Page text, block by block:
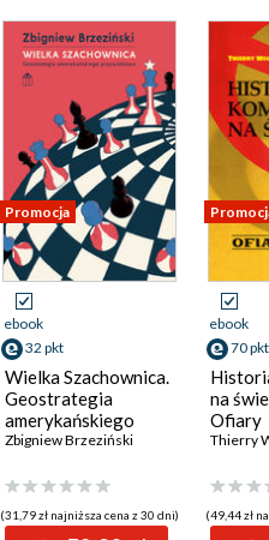
Promocja
ebook
32 pkt
Wielka Szachownica.
Geostrategia
amerykańskiego
przywództwa
Zbigniew Brzeziński
(31,79 zł najniższa cena z 30 dni)
ebook
70 pkt
na
Ofiary
Thierry
(49,44 zł